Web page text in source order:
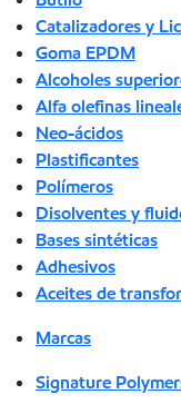
Catalizadores y
Goma EPDM
Alcoholes
Alfa olefinas
Neo-ácidos
Plastificantes
Polímeros
Disolventes y
Bases sintéticas
Adhesivos
Aceites de
Marcas
Signature